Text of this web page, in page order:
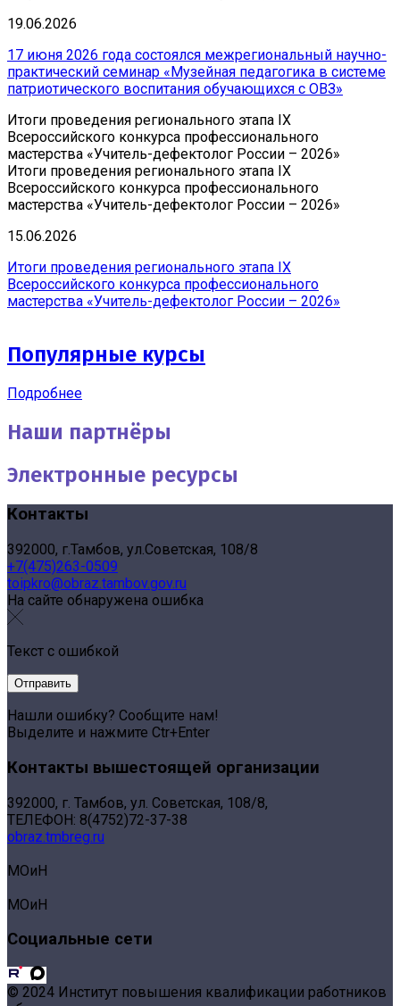
19.06.2026
17 июня 2026 года состоялся межрегиональный научно-
практический семинар «Музейная педагогика в системе
патриотического воспитания обучающихся с ОВЗ»
Итоги проведения регионального этапа IX
Всероссийского конкурса профессионального
мастерства «Учитель-дефектолог России – 2026»
Итоги проведения регионального этапа IX
Всероссийского конкурса профессионального
мастерства «Учитель-дефектолог России – 2026»
15.06.2026
Итоги проведения регионального этапа IX
Всероссийского конкурса профессионального
мастерства «Учитель-дефектолог России – 2026»
Популярные курсы
Подробнее
Наши партнёры
Электронные ресурсы
Контакты
392000, г.Тамбов, ул.Советская, 108/8
+7(475)263-0509
toipkro@obraz.tambov.gov.ru
На сайте обнаружена ошибка
Текст с ошибкой
Нашли ошибку? Сообщите нам!
Выделите и нажмите Ctr+Enter
Контакты вышестоящей организации
392000, г. Тамбов, ул. Советская, 108/8,
ТЕЛЕФОН: 8(4752)72-37-38
obraz.tmbreg.ru
МОиН
МОиН
Социальные сети
© 2024 Институт повышения квалификации работников